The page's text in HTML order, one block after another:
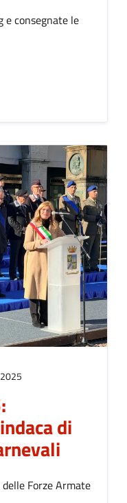
consegnate le
COLLEONI:
di
Forze Armate